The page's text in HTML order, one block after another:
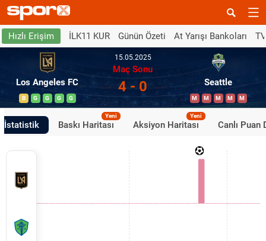
Hızlı Erişim İLK11 KUR Günün Özeti At Yarışı Bankoları
Los Angeles FC
B G G G G
15.05.2025
Maç Sonu
4 - 0 Seattle
M M M M M
İstatistik Baskı Haritası
Yeni
Aksiyon Haritası
Yeni
Canlı Puan